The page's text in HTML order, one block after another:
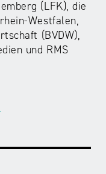
(LFK), die
Westfalen,
(BVDW),
und RMS